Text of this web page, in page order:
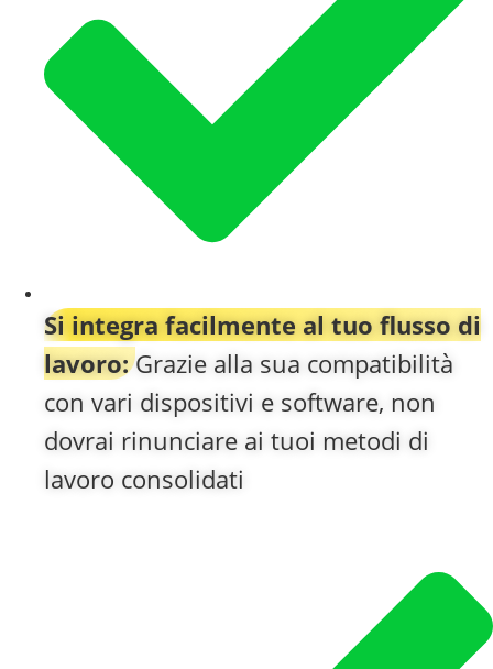
Si integra facilmente al tuo flusso di
lavoro:Grazie alla sua compatibilità
con vari dispositivi e software, non
dovrai rinunciare ai tuoi metodi di
lavoro consolidati